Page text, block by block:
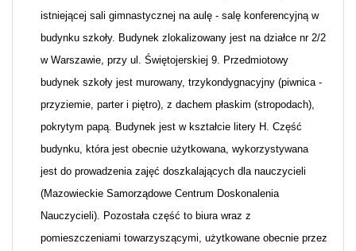
istniejącej sali gimnastycznej na aulę - salę konferencyjną w
budynku szkoły. Budynek zlokalizowany jest na działce nr 2/2
w Warszawie, przy ul. Świętojerskiej 9. Przedmiotowy
budynek szkoły jest murowany, trzykondygnacyjny (piwnica -
przyziemie, parter i piętro), z dachem płaskim (stropodach),
pokrytym papą. Budynek jest w kształcie litery H. Część
budynku, która jest obecnie użytkowana, wykorzystywana
jest do prowadzenia zajęć doszkalających dla nauczycieli
(Mazowieckie Samorządowe Centrum Doskonalenia
Nauczycieli). Pozostała część to biura wraz z
pomieszczeniami towarzyszącymi, użytkowane obecnie przez